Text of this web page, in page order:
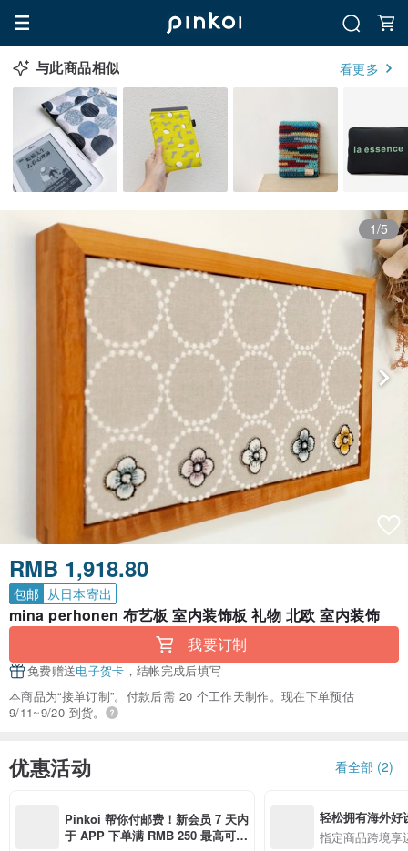
与此商品相似 看更多
1/5
RMB 1,918.80
包邮 从日本寄出
mina perhonen 布艺板 室内装饰板 礼物 北欧 室内装饰
我要订制
免费赠送电子贺卡 ，结帐完成后填写
本商品为“接单订制”。付款后需 20 个工作天制作。现在下单预估
9/11~9/20 到货。
优惠活动 看全部 (2)
Pinkoi 帮你付邮费！新会员 7 天内
于 APP 下单满 RMB 250 最高可折
轻松拥有海外好
指定商品跨境享